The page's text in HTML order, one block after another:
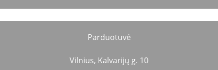
Parduotuvė
Vilnius, Kalvarijų g. 10